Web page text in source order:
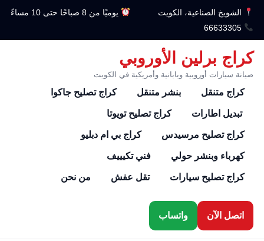
الشويخ الصناعية، الكويت
يوميًا من 8 صباحًا حتى 10 مساءً
66633305
كراج برلين الأوروبي
صيانة سيارات أوروبية ويابانية وأمريكية في الكويت
كراج متنقل بنشر متنقل كراج تصليح جاكوا
تبديل اطارات كراج تصليح تويوتا
كراج تصليح مرسيدس كراج بي ام دبليو
كهرباء وبنشر حولي فني تكيييف
كراج تصليح سيارات تقل عفش من نحن
اتصل الآن واتساب